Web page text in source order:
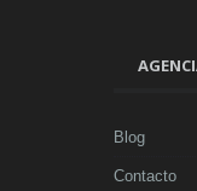
Blog
Contacto